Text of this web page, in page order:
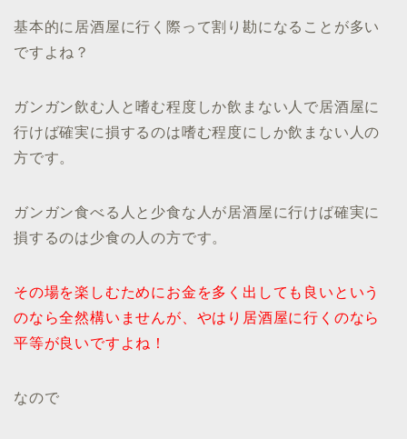
基本的に居酒屋に行く際って割り勘になることが多い
ですよね？
ガンガン飲む人と嗜む程度しか飲まない人で居酒屋に
行けば確実に損するのは嗜む程度にしか飲まない人の
方です。
ガンガン食べる人と少食な人が居酒屋に行けば確実に
損するのは少食の人の方です。
その場を楽しむためにお金を多く出しても良いという
のなら全然構いませんが、やはり居酒屋に行くのなら
平等が良いですよね！
なので